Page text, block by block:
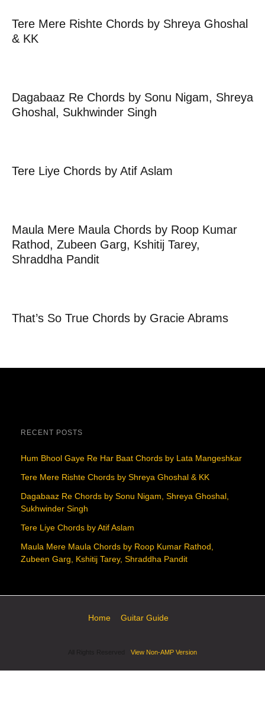
Tere Mere Rishte Chords by Shreya Ghoshal
& KK
Dagabaaz Re Chords by Sonu Nigam, Shreya
Ghoshal, Sukhwinder Singh
Tere Liye Chords by Atif Aslam
Maula Mere Maula Chords by Roop Kumar
Rathod, Zubeen Garg, Kshitij Tarey,
Shraddha Pandit
That’s So True Chords by Gracie Abrams
RECENT POSTS
Hum Bhool Gaye Re Har Baat Chords by Lata Mangeshkar
Tere Mere Rishte Chords by Shreya Ghoshal & KK
Dagabaaz Re Chords by Sonu Nigam, Shreya Ghoshal,
Sukhwinder Singh
Tere Liye Chords by Atif Aslam
Maula Mere Maula Chords by Roop Kumar Rathod,
Zubeen Garg, Kshitij Tarey, Shraddha Pandit
Home Guitar Guide
View Non-AMP Version